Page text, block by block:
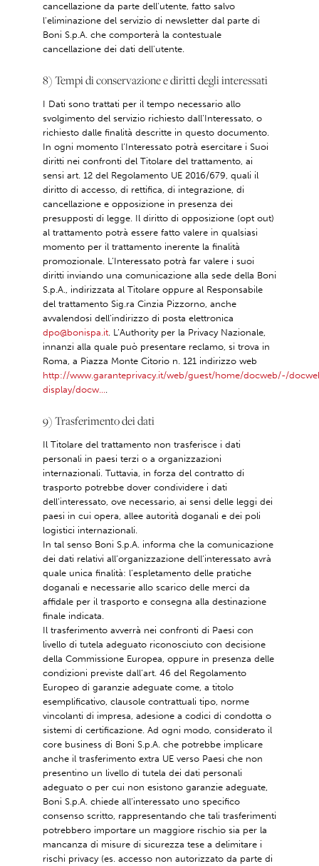
cancellazione da parte dell'utente, fatto salvo
l'eliminazione del servizio di newsletter dal parte di
Boni S.p.A. che comporterà la contestuale
cancellazione dei dati dell'utente.
8) Tempi di conservazione e diritti degli interessati
I Dati sono trattati per il tempo necessario allo
svolgimento del servizio richiesto dall’Interessato, o
richiesto dalle finalità descritte in questo documento.
In ogni momento l’Interessato potrà esercitare i Suoi
diritti nei confronti del Titolare del trattamento, ai
sensi art. 12 del Regolamento UE 2016/679, quali il
diritto di accesso, di rettifica, di integrazione, di
cancellazione e opposizione in presenza dei
presupposti di legge. Il diritto di opposizione (opt out)
al trattamento potrà essere fatto valere in qualsiasi
momento per il trattamento inerente la finalità
promozionale. L’Interessato potrà far valere i suoi
diritti inviando una comunicazione alla sede della Boni
S.p.A., indirizzata al Titolare oppure al Responsabile
del trattamento Sig.ra Cinzia Pizzorno, anche
avvalendosi dell’indirizzo di posta elettronica
dpo@bonispa.it. L’Authority per la Privacy Nazionale,
innanzi alla quale può presentare reclamo, si trova in
Roma, a Piazza Monte Citorio n. 121 indirizzo web
http://www.garanteprivacy.it/web/guest/home/docweb/-/
display/docw....
9) Trasferimento dei dati
Il Titolare del trattamento non trasferisce i dati
personali in paesi terzi o a organizzazioni
internazionali. Tuttavia, in forza del contratto di
trasporto potrebbe dover condividere i dati
dell’interessato, ove necessario, ai sensi delle leggi dei
paesi in cui opera, allee autorità doganali e dei poli
logistici internazionali.
In tal senso Boni S.p.A. informa che la comunicazione
dei dati relativi all’organizzazione dell’interessato avrà
quale unica finalità: l’espletamento delle pratiche
doganali e necessarie allo scarico delle merci da
affidale per il trasporto e consegna alla destinazione
finale indicata.
Il trasferimento avverrà nei confronti di Paesi con
livello di tutela adeguato riconosciuto con decisione
della Commissione Europea, oppure in presenza delle
condizioni previste dall’art. 46 del Regolamento
Europeo di garanzie adeguate come, a titolo
esemplificativo, clausole contrattuali tipo, norme
vincolanti di impresa, adesione a codici di condotta o
sistemi di certificazione. Ad ogni modo, considerato il
core business di Boni S.p.A. che potrebbe implicare
anche il trasferimento extra UE verso Paesi che non
presentino un livello di tutela dei dati personali
adeguato o per cui non esistono garanzie adeguate,
Boni S.p.A. chiede all’interessato uno specifico
consenso scritto, rappresentando che tali trasferimenti
potrebbero importare un maggiore rischio sia per la
mancanza di misure di sicurezza tese a delimitare i
rischi privacy (es. accesso non autorizzato da parte di